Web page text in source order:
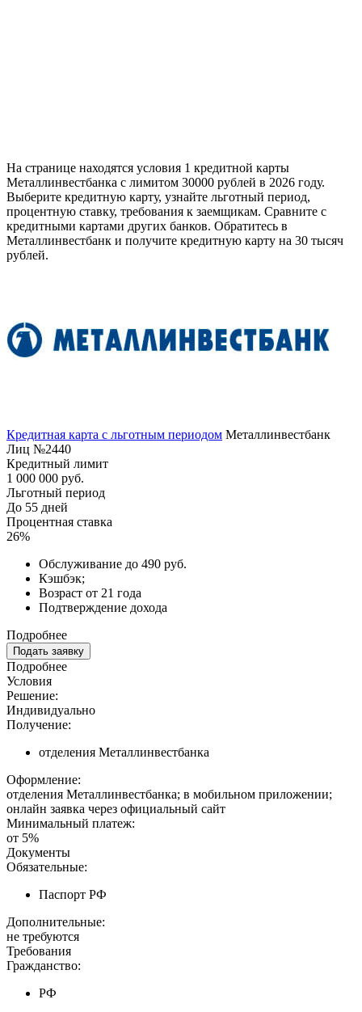
На странице находятся условия 1 кредитной карты
Металлинвестбанка с лимитом 30000 рублей в 2026 году.
Выберите кредитную карту, узнайте льготный период,
процентную ставку, требования к заемщикам. Сравните с
кредитными картами других банков. Обратитесь в
Металлинвестбанк и получите кредитную карту на 30 тысяч
рублей.
Кредитная карта с льготным периодом Металлинвестбанк
Лиц №2440
Кредитный лимит
1 000 000 руб.
Льготный период
До 55 дней
Процентная ставка
26%
Обслуживание до 490 руб.
Кэшбэк;
Возраст от 21 года
Подтверждение дохода
Подробнее
Подать заявку
Подробнее
Условия
Решение:
Индивидуально
Получение:
отделения Металлинвестбанка
Оформление:
отделения Металлинвестбанка; в мобильном приложении;
онлайн заявка через официальный сайт
Минимальный платеж:
от 5%
Документы
Обязательные:
Паспорт РФ
Дополнительные:
не требуются
Требования
Гражданство:
РФ